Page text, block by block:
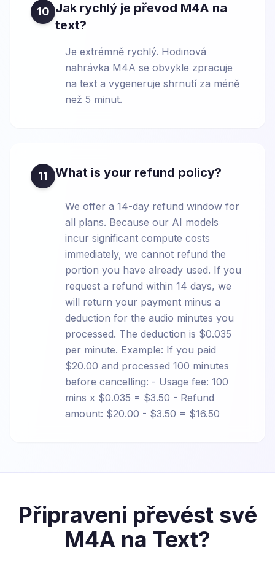
10 Jak rychlý je převod M4A na
text?
Je extrémně rychlý. Hodinová
nahrávka M4A se obvykle zpracuje
na text a vygeneruje shrnutí za méně
než 5 minut.
11 What is your refund policy?
We offer a 14-day refund window for
all plans. Because our AI models
incur significant compute costs
immediately, we cannot refund the
portion you have already used. If you
request a refund within 14 days, we
will return your payment minus a
deduction for the audio minutes you
processed. The deduction is $0.035
per minute. Example: If you paid
$20.00 and processed 100 minutes
before cancelling: - Usage fee: 100
mins x $0.035 = $3.50 - Refund
amount: $20.00 - $3.50 = $16.50
Připraveni převést své
M4A na Text?